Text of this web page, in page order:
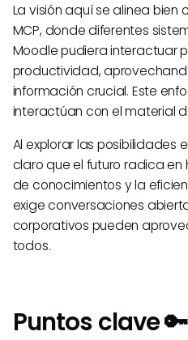
La visión aquí se alinea
MCP, donde diferentes
Moodle pudiera interactuar
productividad,
información crucial. Este
interactúan con el material
Al explorar las posibilidades
claro que el futuro radica
de conocimientos y la
exige conversaciones
corporativos pueden
todos.
Puntos clave